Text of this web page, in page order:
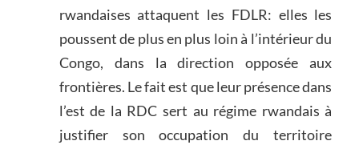
rwandaises attaquent les FDLR: elles les
poussent de plus en plus loin à l’intérieur du
Congo, dans la direction opposée aux
frontières. Le fait est que leur présence dans
l’est de la RDC sert au régime rwandais à
justifier son occupation du territoire